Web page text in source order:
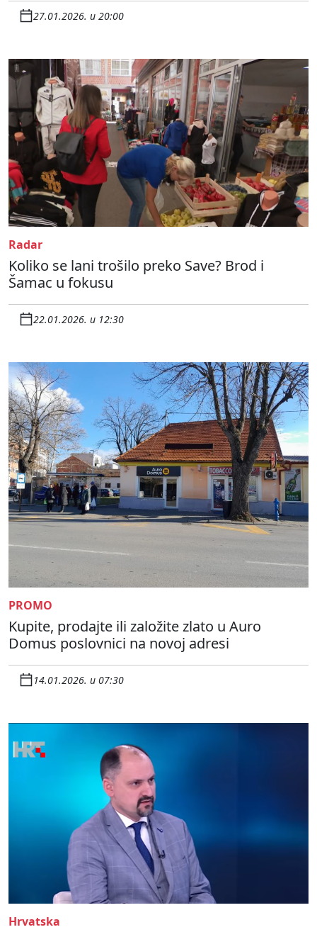
27.01.2026. u 20:00
Radar
Koliko se lani trošilo preko Save? Brod i
Šamac u fokusu
22.01.2026. u 12:30
PROMO
Kupite, prodajte ili založite zlato u Auro
Domus poslovnici na novoj adresi
14.01.2026. u 07:30
Hrvatska